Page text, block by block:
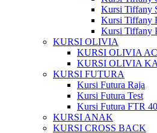
Kursi Tiffany
Kursi Tiffany
Kursi Tiffany
KURSI OLIVIA
KURSI OLIVIA
KURSI OLIVIA
KURSI FUTURA
Kursi Futura Raja
Kursi Futura Test
Kursi Futura FTR
KURSI ANAK
KURSI CROSS BACK